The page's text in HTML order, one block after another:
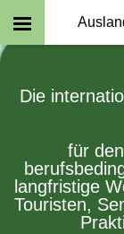
Die
für
langfristige
Touristen,